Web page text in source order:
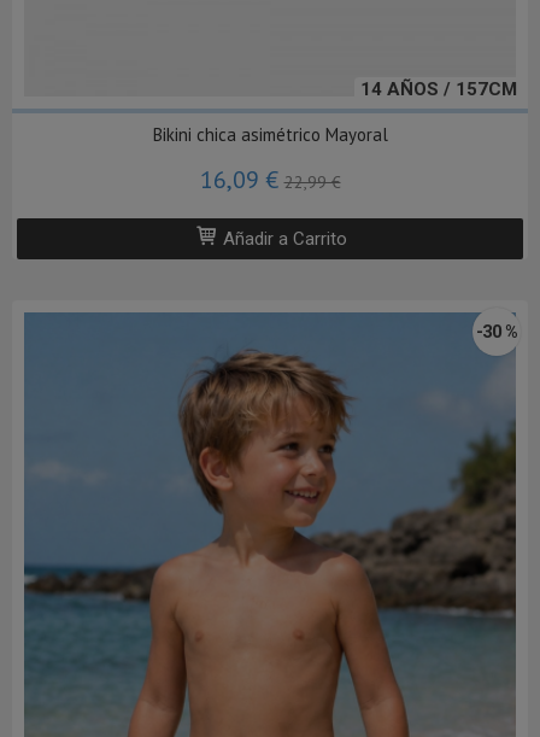
14 AÑOS / 157CM
Bikini chica asimétrico Mayoral
16,09 €22,99 €
Añadir a Carrito
-30 %